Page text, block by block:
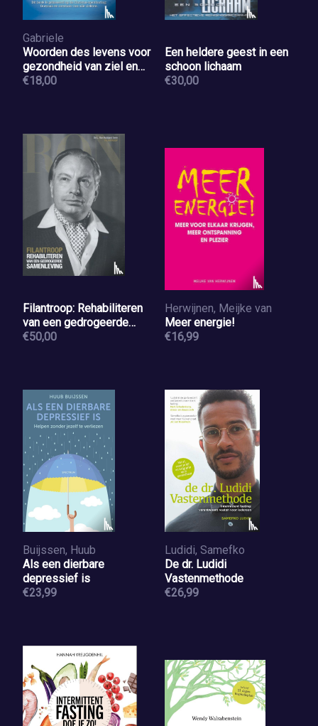
Gabriele
Woorden des levens voor
gezondheid van ziel en
lichaam
€18,00
Een heldere geest in een
schoon lichaam
€30,00
Filantroop: Rehabiliteren
van een gedrogeerde
samenleving
€50,00
Herwijnen, Meijke van
Meer energie!
€16,99
Buijssen, Huub
Als een dierbare
depressief is
€23,99
Ludidi, Samefko
De dr. Ludidi
Vastenmethode
€26,99